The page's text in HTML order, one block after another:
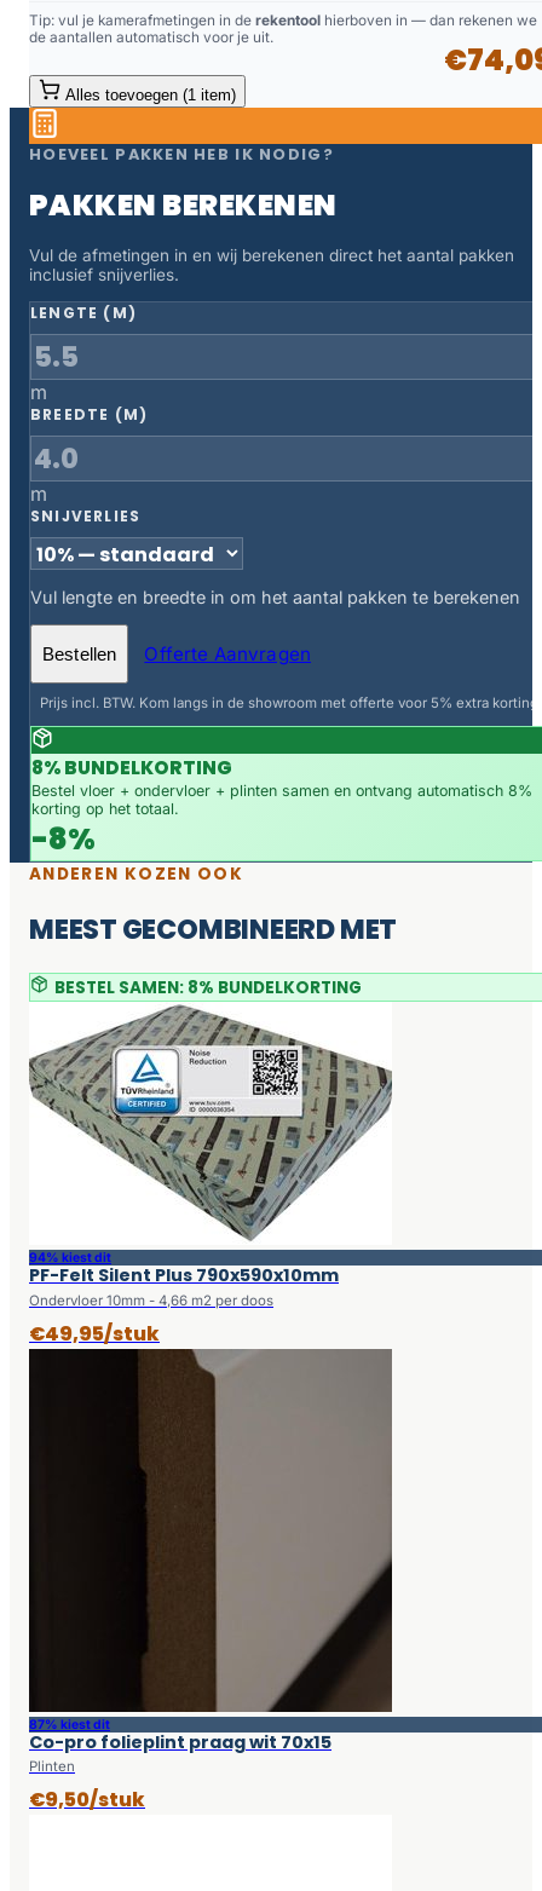
Tip: vul je kamerafmetingen in de rekentool hierboven in — dan rekenen we
de aantallen automatisch voor je uit.
Alles toevoegen (1 item)
HOEVEEL PAKKEN HEB IK NODIG?
PAKKEN BEREKENEN
Vul de afmetingen in en wij berekenen direct het aantal pakken
inclusief snijverlies.
LENGTE (M)
m
BREEDTE (M)
m
SNIJVERLIES
Vul lengte en breedte in om het aantal pakken te berekenen
Bestellen Offerte Aanvragen
Prijs incl. BTW. Kom langs in de showroom met offerte voor 5% extra korting.
8% BUNDELKORTING
Bestel vloer + ondervloer + plinten samen en ontvang automatisch 8%
korting op het totaal.
-8%
ANDEREN KOZEN OOK
MEEST GECOMBINEERD MET
BESTEL SAMEN: 8% BUNDELKORTING
94% kiest dit
PF-Felt Silent Plus 790x590x10mm
Ondervloer 10mm - 4,66 m2 per doos
€49,95/stuk
87% kiest dit
Co-pro folieplint praag wit 70x15
Plinten
€9,50/stuk